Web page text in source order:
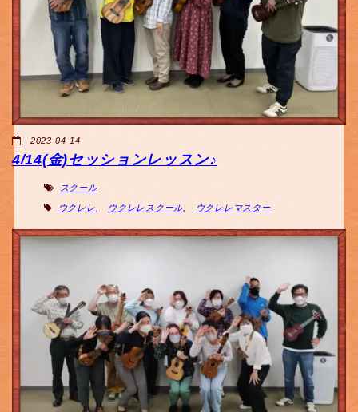
2023-04-14
4/14(金)セッションレッスン♪
スクール
ウクレレ ウクレレスクール, ウクレレマスター